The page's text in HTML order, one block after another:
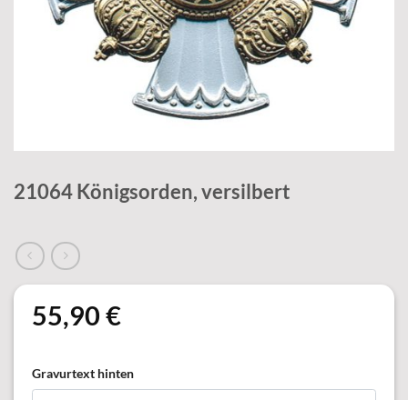
21064 Königsorden, versilbert
55,90 €
Gravurtext hinten